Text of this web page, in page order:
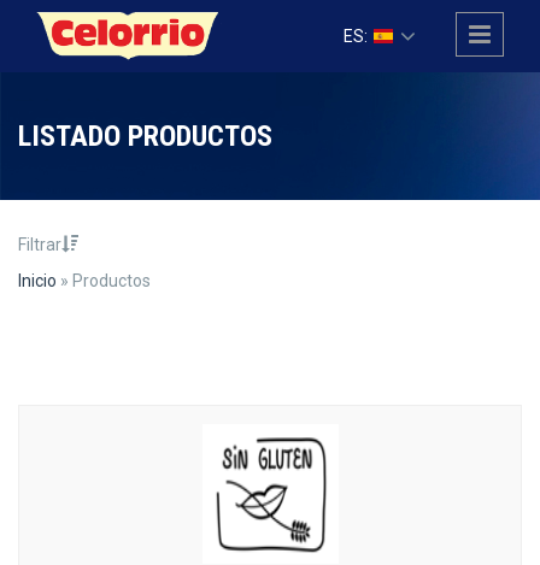
Pasar al contenido principal
ES:
LISTADO PRODUCTOS
Filtrar
Inicio » Productos